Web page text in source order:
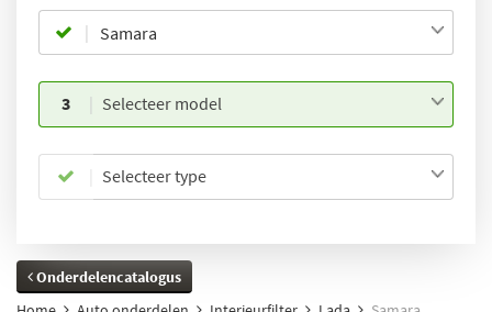
3 Selecteer model
Selecteer type
Onderdelencatalogus